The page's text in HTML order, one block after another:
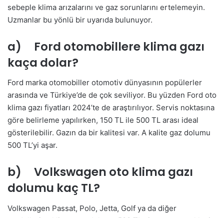
sebeple klima arızalarını ve gaz sorunlarını ertelemeyin.
Uzmanlar bu yönlü bir uyarıda bulunuyor.
a) Ford otomobillere klima gazı
kaça dolar?
Ford marka otomobiller otomotiv dünyasının popülerler
arasında ve Türkiye’de de çok seviliyor. Bu yüzden Ford oto
klima gazı fiyatları 2024’te de araştırılıyor. Servis noktasına
göre belirleme yapılırken, 150 TL ile 500 TL arası ideal
gösterilebilir. Gazın da bir kalitesi var. A kalite gaz dolumu
500 TL’yi aşar.
b) Volkswagen oto klima gazı
dolumu kaç TL?
Volkswagen Passat, Polo, Jetta, Golf ya da diğer